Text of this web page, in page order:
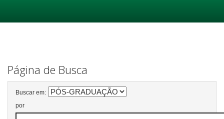
Página de Busca
Buscar em:
por